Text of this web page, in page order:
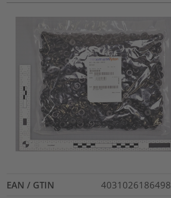
EAN / GTIN
4031026186498